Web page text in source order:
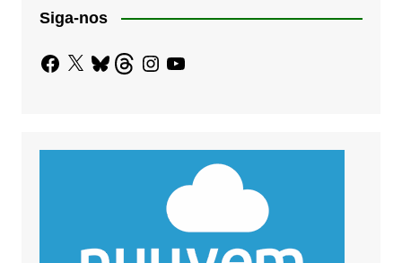
Siga-nos
Facebook
X BlueskyThreadsInstagram
YouTube